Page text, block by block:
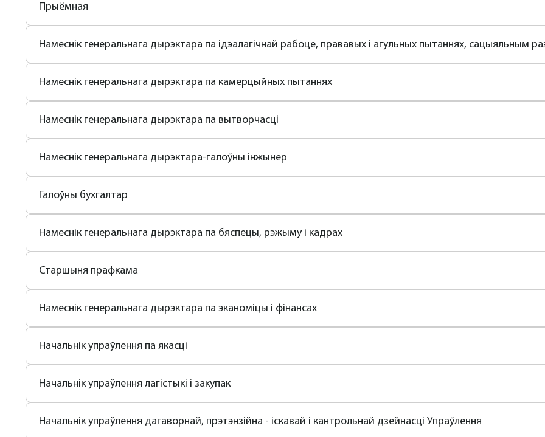
Прыёмная
Намеснік генеральнага дырэктара па ідэалагічнай рабоце, прававых і агульных пытаннях, сацыяльным
Намеснік генеральнага дырэктара па камерцыйных пытаннях
Намеснік генеральнага дырэктара па вытворчасці
Намеснік генеральнага дырэктара-галоўны інжынер
Галоўны бухгалтар
Намеснік генеральнага дырэктара па бяспецы, рэжыму і кадрах
Старшыня прафкама
Намеснік генеральнага дырэктара па эканоміцы і фінансах
Начальнік упраўлення па якасці
Начальнік упраўлення лагістыкі і закупак
Начальнік упраўлення дагаворнай, прэтэнзійна - іскавай і кантрольнай дзейнасці Упраўлення